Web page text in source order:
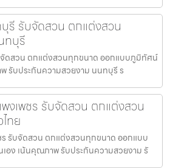
รี รับจัดสวน ตกแต่งสวน
ทบุรี
ดสวน ตกแต่งสวนทุกขนาด ออกแบบภูมิทัศน์
รับประกันความสวยงาม นนทบุรี ร
งเพชร รับจัดสวน ตกแต่งสวน
ทย
รับจัดสวน ตกแต่งสวนทุกขนาด ออกแบบ
อง เน้นคุณภาพ รับประกันความสวยงาม รั